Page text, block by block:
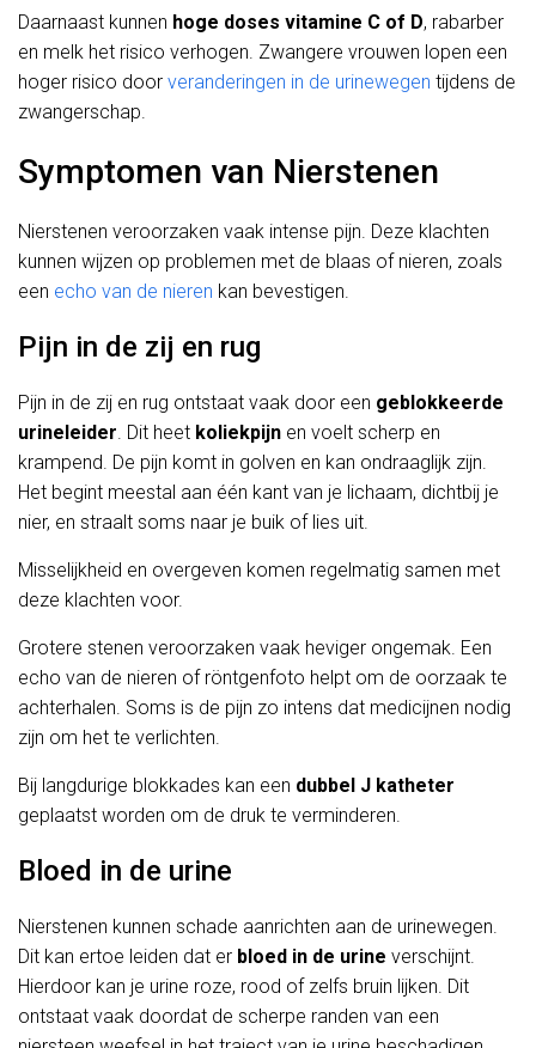
Daarnaast kunnen hoge doses vitamine C of D, rabarber
en melk het risico verhogen. Zwangere vrouwen lopen een
hoger risico door veranderingen in de urinewegen tijdens de
zwangerschap.
Symptomen van Nierstenen
Nierstenen veroorzaken vaak intense pijn. Deze klachten
kunnen wijzen op problemen met de blaas of nieren, zoals
een echo van de nieren kan bevestigen.
Pijn in de zij en rug
Pijn in de zij en rug ontstaat vaak door een geblokkeerde
urineleider. Dit heet koliekpijn en voelt scherp en
krampend. De pijn komt in golven en kan ondraaglijk zijn.
Het begint meestal aan één kant van je lichaam, dichtbij je
nier, en straalt soms naar je buik of lies uit.
Misselijkheid en overgeven komen regelmatig samen met
deze klachten voor.
Grotere stenen veroorzaken vaak heviger ongemak. Een
echo van de nieren of röntgenfoto helpt om de oorzaak te
achterhalen. Soms is de pijn zo intens dat medicijnen nodig
zijn om het te verlichten.
Bij langdurige blokkades kan een dubbel J katheter
geplaatst worden om de druk te verminderen.
Bloed in de urine
Nierstenen kunnen schade aanrichten aan de urinewegen.
Dit kan ertoe leiden dat er bloed in de urine verschijnt.
Hierdoor kan je urine roze, rood of zelfs bruin lijken. Dit
ontstaat vaak doordat de scherpe randen van een